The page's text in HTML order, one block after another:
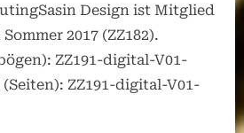
Design ist Mitglied
2017 (ZZ182).
ZZ191-digital-V01-
ZZ191-digital-V01-